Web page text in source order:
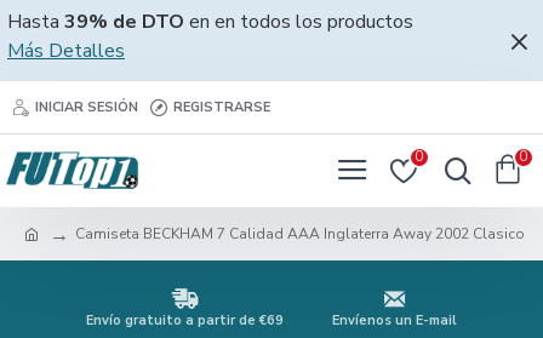
Hasta 39% de DTO en en todos los productos
Más Detalles
INICIAR SESIÓN REGISTRARSE
0 0
Camiseta BECKHAM 7 Calidad AAA Inglaterra Away 2002 Clasico
Envío gratuito a partir de €69 Envíenos un E-mail